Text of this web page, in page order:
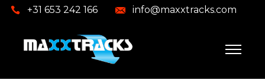
+31 653 242 166 info@maxxtracks.com